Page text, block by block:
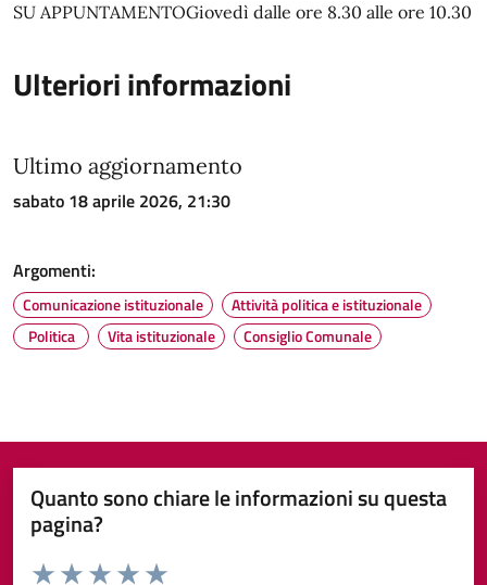
SU APPUNTAMENTOGiovedì dalle ore 8.30 alle ore 10.30
Ulteriori informazioni
Ultimo aggiornamento
sabato 18 aprile 2026, 21:30
Argomenti:
Comunicazione istituzionale
Attività politica e istituzionale
Politica
Vita istituzionale Consiglio Comunale
Quanto sono chiare le informazioni su questa
pagina?
Valuta da 1 a 5 stelle la pagina